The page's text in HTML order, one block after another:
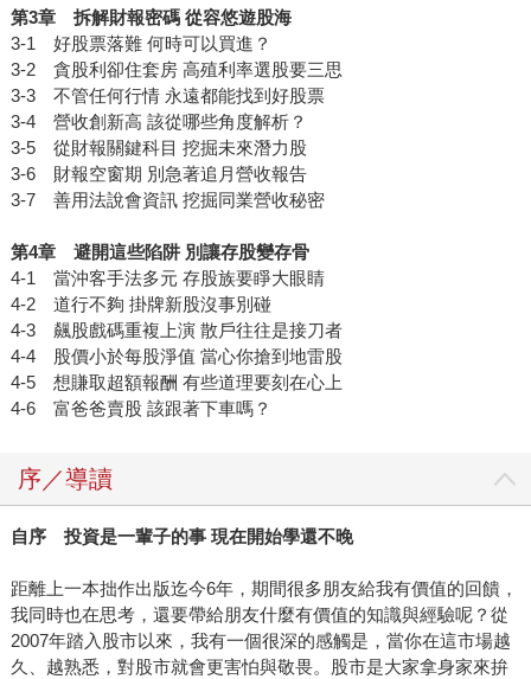
第3章 拆解財報密碼 從容悠遊股海
3-1 好股票落難 何時可以買進？
3-2 貪股利卻住套房 高殖利率選股要三思
3-3 不管任何行情 永遠都能找到好股票
3-4 營收創新高 該從哪些角度解析？
3-5 從財報關鍵科目 挖掘未來潛力股
3-6 財報空窗期 別急著追月營收報告
3-7 善用法說會資訊 挖掘同業營收秘密
第4章 避開這些陷阱 別讓存股變存骨
4-1 當沖客手法多元 存股族要睜大眼睛
4-2 道行不夠 掛牌新股沒事別碰
4-3 飆股戲碼重複上演 散戶往往是接刀者
4-4 股價小於每股淨值 當心你搶到地雷股
4-5 想賺取超額報酬 有些道理要刻在心上
4-6 富爸爸賣股 該跟著下車嗎？
序／導讀
自序 投資是一輩子的事 現在開始學還不晚
距離上一本拙作出版迄今6年，期間很多朋友給我有價值的回饋，
我同時也在思考，還要帶給朋友什麼有價值的知識與經驗呢？從
2007年踏入股市以來，我有一個很深的感觸是，當你在這市場越
久、越熟悉，對股市就會更害怕與敬畏。股市是大家拿身家來拚